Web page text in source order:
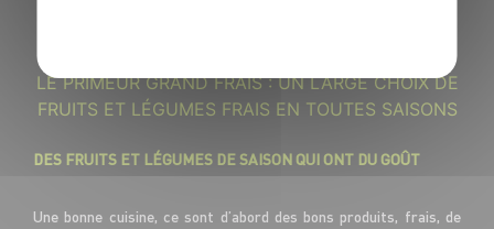
LE PRIMEUR GRAND FRAIS : UN LARGE CHOIX DE
FRUITS ET LÉGUMES FRAIS EN TOUTES SAISONS
DES FRUITS ET LÉGUMES DE SAISON QUI ONT DU GOÛT
Une bonne cuisine, ce sont d’abord des bons produits, frais, de